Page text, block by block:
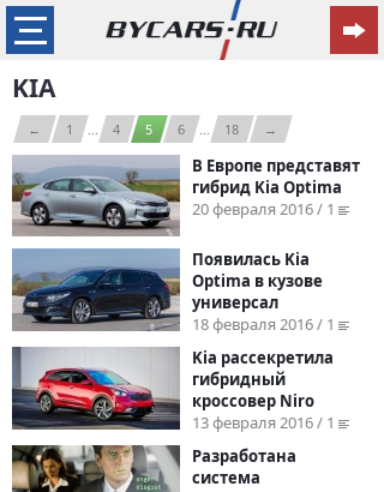
KIA
← 1 ... 4 5 6 ... 18 →
В Европе представят
гибрид Kia Optima
20 февраля 2016 / 1
Появилась Kia
Optima в кузове
универсал
18 февраля 2016 / 1
Kia рассекретила
гибридный
кроссовер Niro
13 февраля 2016 / 1
Разработана
система